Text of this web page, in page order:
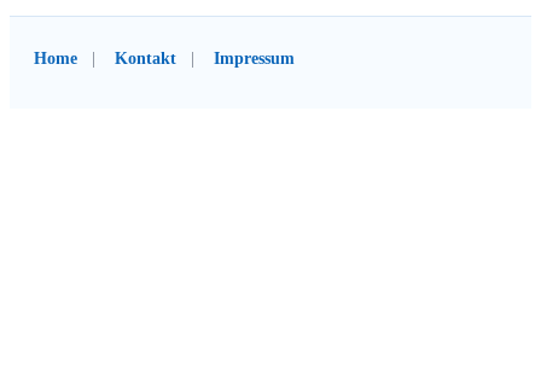
Home Kontakt Impressum